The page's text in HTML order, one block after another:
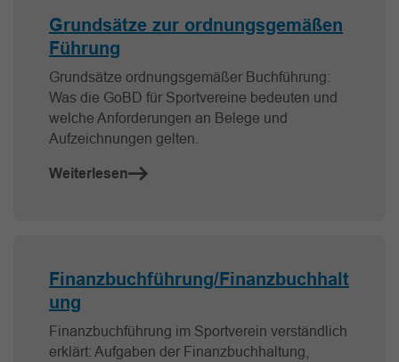
Grundsätze zur ordnungsgemäßen
Führung
Grundsätze ordnungsgemäßer Buchführung:
Was die GoBD für Sportvereine bedeuten und
welche Anforderungen an Belege und
Aufzeichnungen gelten.
Weiterlesen
Finanzbuchführung/Finanzbuchhalt
ung
Finanzbuchführung im Sportverein verständlich
erklärt: Aufgaben der Finanzbuchhaltung,